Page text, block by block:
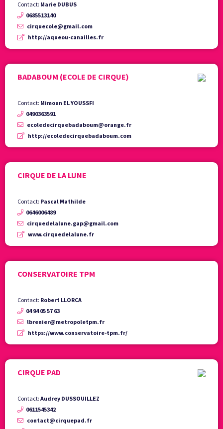
Contact: Marie DUBUS
0685513140
cirquecole@gmail.com
http://aqueou-canailles.fr
BADABOUM (ECOLE DE CIRQUE)
Contact: Mimoun EL YOUSSFI
0490363591
ecoledecirquebadaboum@orange.fr
http://ecoledecirquebadaboum.com
CIRQUE DE LA LUNE
Contact: Pascal Mathilde
0646006489
cirquedelalune.gap@gmail.com
www.cirquedelalune.fr
CONSERVATOIRE TPM
Contact: Robert LLORCA
04 94 05 57 63
lbrenier@metropoletpm.fr
https://www.conservatoire-tpm.fr/
CIRQUE PAD
Contact: Audrey DUSSOUILLEZ
0611545342
contact@cirquepad.fr